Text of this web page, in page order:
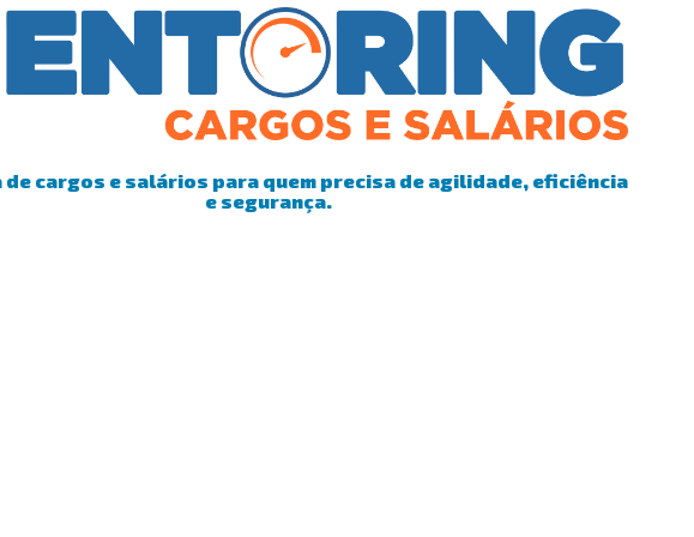
de cargos e salários para quem precisa de agilidade, eficiência
e segurança.